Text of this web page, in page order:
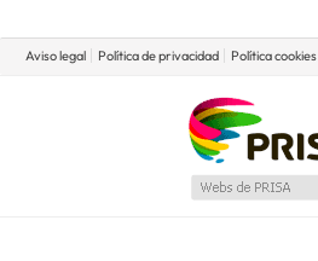
Aviso legal Política de privacidad Política cookies